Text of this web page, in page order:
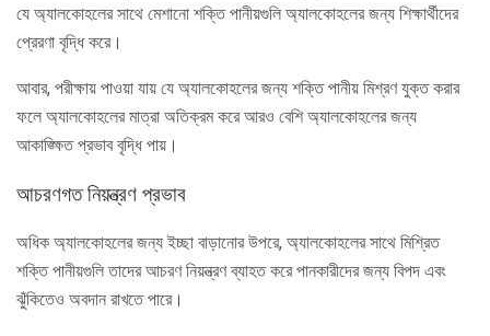
যে অ্যালকোহলের সাথে মেশানো শক্তি পানীয়গুলি অ্যালকোহলের জন্য শিক্ষার্থীদের
প্রেরণা বৃদ্ধি করে।
আবার, পরীক্ষায় পাওয়া যায় যে অ্যালকোহলের জন্য শক্তি পানীয় মিশ্রণ যুক্ত করার
ফলে অ্যালকোহলের মাত্রা অতিক্রম করে আরও বেশি অ্যালকোহলের জন্য
আকাঙ্ক্ষিত প্রভাব বৃদ্ধি পায়।
আচরণগত নিয়ন্ত্রণ প্রভাব
অধিক অ্যালকোহলের জন্য ইচ্ছা বাড়ানোর উপরে, অ্যালকোহলের সাথে মিশ্রিত
শক্তি পানীয়গুলি তাদের আচরণ নিয়ন্ত্রণ ব্যাহত করে পানকারীদের জন্য বিপদ এবং
ঝুঁকিতেও অবদান রাখতে পারে।